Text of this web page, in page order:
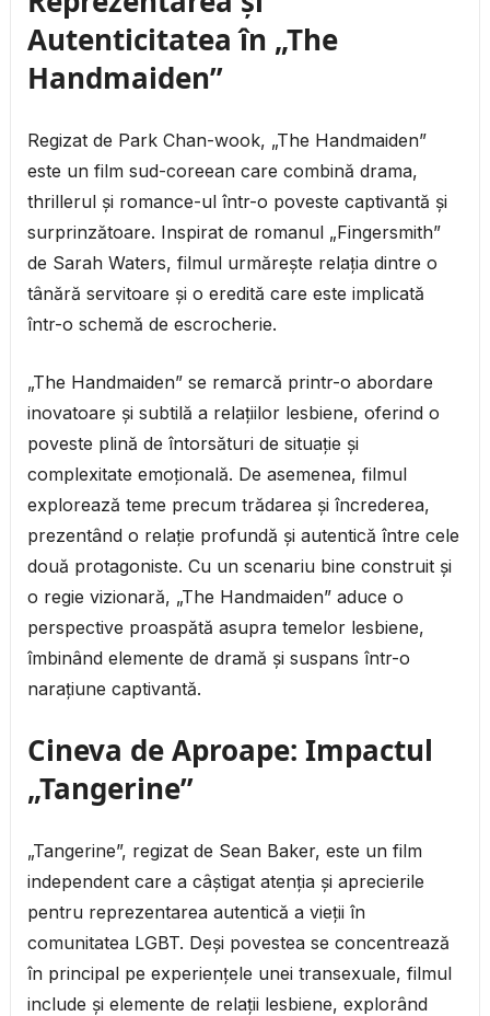
Autenticitatea în „The
Handmaiden”
Regizat de Park Chan-wook, „The Handmaiden”
este un film sud-coreean care combină drama,
thrillerul și romance-ul într-o poveste captivantă și
surprinzătoare. Inspirat de romanul „Fingersmith”
de Sarah Waters, filmul urmărește relația dintre o
tânără servitoare și o eredită care este implicată
într-o schemă de escrocherie.
„The Handmaiden” se remarcă printr-o abordare
inovatoare și subtilă a relațiilor lesbiene, oferind o
poveste plină de întorsături de situație și
complexitate emoțională. De asemenea, filmul
explorează teme precum trădarea și încrederea,
prezentând o relație profundă și autentică între cele
două protagoniste. Cu un scenariu bine construit și
o regie vizionară, „The Handmaiden” aduce o
perspective proaspătă asupra temelor lesbiene,
îmbinând elemente de dramă și suspans într-o
narațiune captivantă.
Cineva de Aproape: Impactul
„Tangerine”
„Tangerine”, regizat de Sean Baker, este un film
independent care a câștigat atenția și aprecierile
pentru reprezentarea autentică a vieții în
comunitatea LGBT. Deși povestea se concentrează
în principal pe experiențele unei transexuale, filmul
include și elemente de relații lesbiene, explorând